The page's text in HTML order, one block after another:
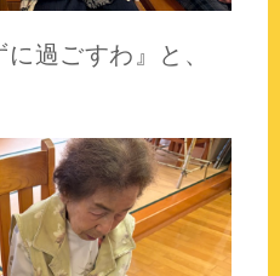
過ごすわ』と、